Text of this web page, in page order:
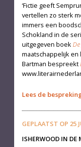
‘Fictie geeft
vertellen zo sterk
immers een
Schokland in de
uitgegeven boek
maatschappelijk en
Bartman bespreekt
Lees de
GEPLAATST OP 25
ISHERWOOD IN DE